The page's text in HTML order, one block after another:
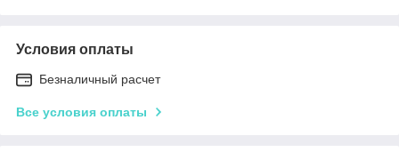
Условия оплаты
Безналичный расчет
Все условия оплаты